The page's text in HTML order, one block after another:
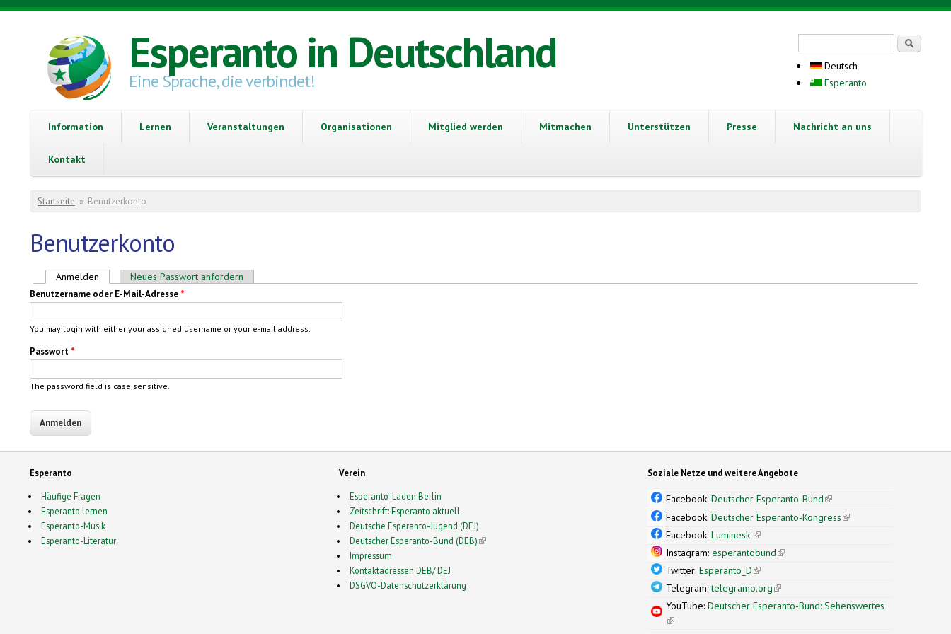
Direkt zum Inhalt
Esperanto in Deutschland
Eine Sprache, die verbindet!
Deutsch
Esperanto
Information Lernen Veranstaltungen Organisationen Mitglied werden Mitmachen Unterstützen Presse Nachricht an uns
Kontakt
Sie sind hier
Startseite » Benutzerkonto
Benutzerkonto
Haupt-Reiter
Anmelden (aktiver Reiter)
Neues Passwort anfordern
Benutzername oder E-Mail-Adresse *
You may login with either your assigned username or your e-mail address.
Passwort *
The password field is case sensitive.
Esperanto
Häufige Fragen
Esperanto lernen
Esperanto-Musik
Esperanto-Literatur
Verein
Esperanto-Laden Berlin
Zeitschrift: Esperanto aktuell
Deutsche Esperanto-Jugend (DEJ)
Deutscher Esperanto-Bund (DEB)(link is external)
Impressum
Kontaktadressen DEB/ DEJ
DSGVO-Datenschutzerklärung
Soziale Netze und weitere Angebote
Facebook:Deutscher Esperanto-Bund(link is external)
Facebook:Deutscher Esperanto-Kongress(link is external)
Facebook:Luminesk'(link is external)
Instagram:esperantobund(link is external)
Twitter:Esperanto_D(link is external)
Telegram:telegramo.org(link is external)
YouTube:Deutscher Esperanto-Bund: Sehenswertes
(link is external)